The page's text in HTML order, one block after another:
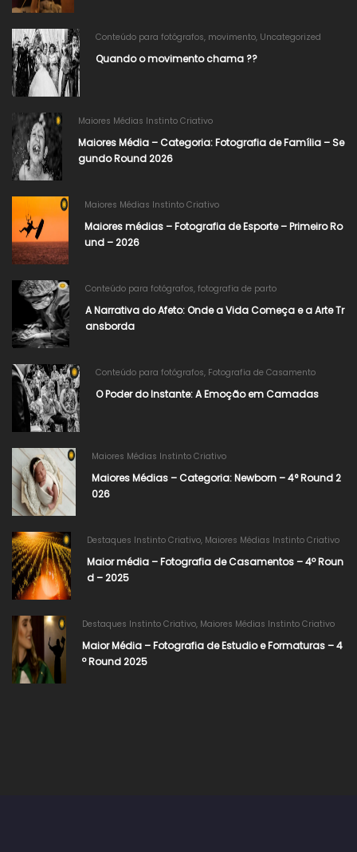
Conteúdo para fotógrafos, movimento, Uncategorized
Quando o movimento chama ??
Maiores Médias Instinto Criativo
Maiores Média – Categoria: Fotografia de Família – Se
gundo Round 2026​
Maiores Médias Instinto Criativo
Maiores médias – Fotografia de Esporte – Primeiro Ro
und – 2026
Conteúdo para fotógrafos, fotografia de parto
A Narrativa do Afeto: Onde a Vida Começa e a Arte Tr
ansborda
Conteúdo para fotógrafos, Fotografia de Casamento
O Poder do Instante: A Emoção em Camadas
Maiores Médias Instinto Criativo
Maiores Médias – Categoria: Newborn – 4° Round 2
026​
Destaques Instinto Criativo, Maiores Médias Instinto Criativo
Maior média – Fotografia de Casamentos – 4º Roun
d – 2025
Destaques Instinto Criativo, Maiores Médias Instinto Criativo
Maior Média – Fotografia de Estudio e Formaturas – 4
º Round 2025